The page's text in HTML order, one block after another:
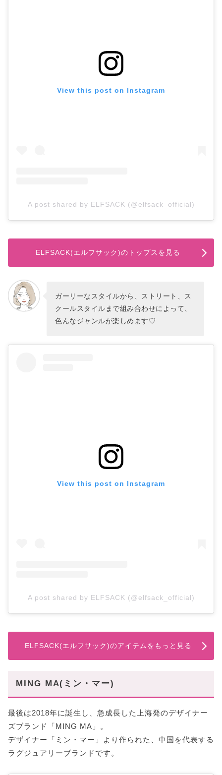
View this post on Instagram
A post shared by ELFSACK (@elfsack_official)
ELFSACK(エルフサック)のトップスを見る
ガーリーなスタイルから、ストリート、ス
クールスタイルまで組み合わせによって、
色んなジャンルが楽しめます♡
View this post on Instagram
A post shared by ELFSACK (@elfsack_official)
ELFSACK(エルフサック)のアイテムをもっと見る
MING MA(ミン・マー)
最後は2018年に誕生し、急成長した上海発のデザイナー
ズブランド「MING MA」。
デザイナー「ミン・マー」より作られた、中国を代表する
ラグジュアリーブランドです。